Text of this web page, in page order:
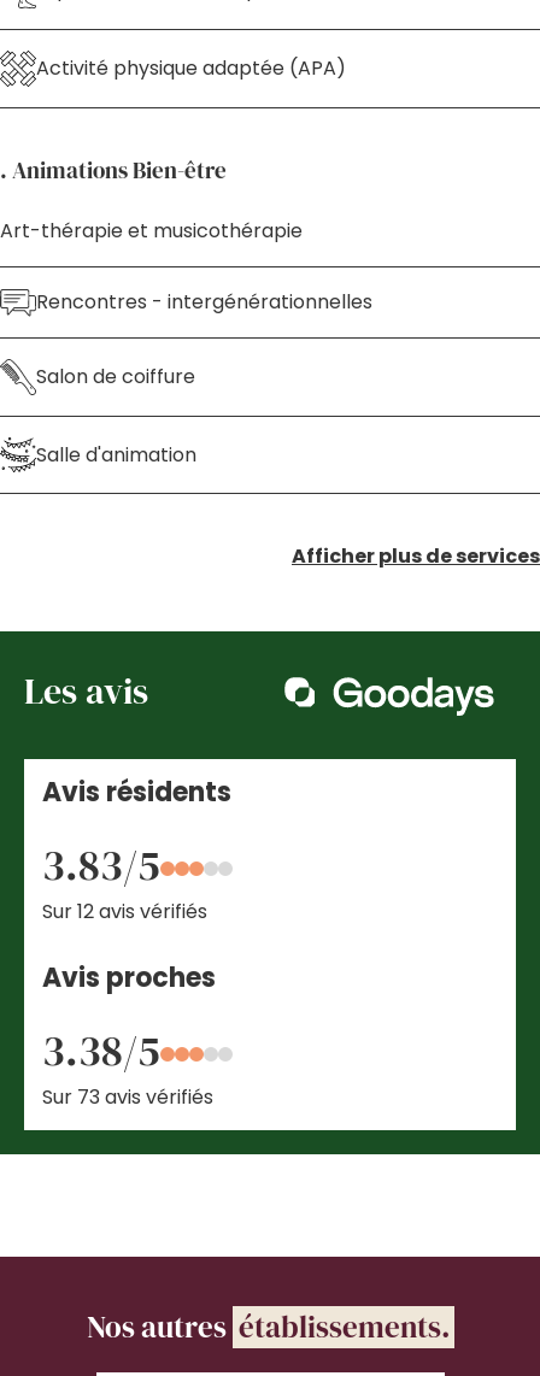
Activité physique adaptée (APA)
. Animations Bien-être
Art-thérapie et musicothérapie
Rencontres - intergénérationnelles
Salon de coiffure
Salle d'animation
Afficher plus de services
Les avis
Avis résidents
3.83/5
Sur 12 avis vérifiés
Avis proches
3.38/5
Sur 73 avis vérifiés
Nos autres établissements.